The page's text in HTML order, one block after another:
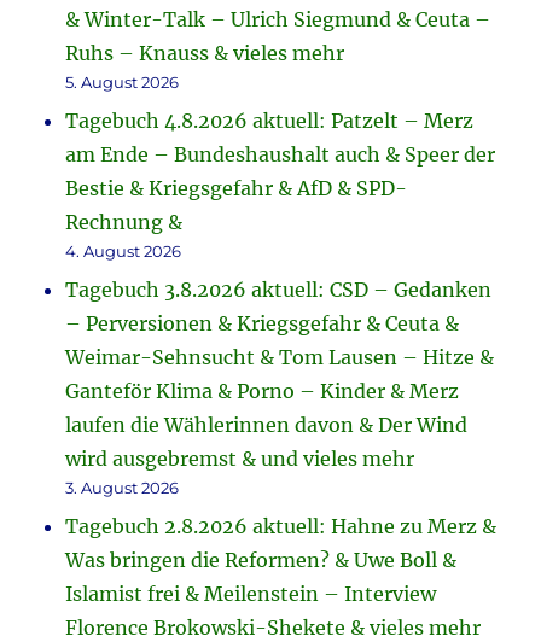
& Winter-Talk – Ulrich Siegmund & Ceuta –
Ruhs – Knauss & vieles mehr
5. August 2026
Tagebuch 4.8.2026 aktuell: Patzelt – Merz
am Ende – Bundeshaushalt auch & Speer der
Bestie & Kriegsgefahr & AfD & SPD-
Rechnung &
4. August 2026
Tagebuch 3.8.2026 aktuell: CSD – Gedanken
– Perversionen & Kriegsgefahr & Ceuta &
Weimar-Sehnsucht & Tom Lausen – Hitze &
Ganteför Klima & Porno – Kinder & Merz
laufen die Wählerinnen davon & Der Wind
wird ausgebremst & und vieles mehr
3. August 2026
Tagebuch 2.8.2026 aktuell: Hahne zu Merz &
Was bringen die Reformen? & Uwe Boll &
Islamist frei & Meilenstein – Interview
Florence Brokowski-Shekete & vieles mehr